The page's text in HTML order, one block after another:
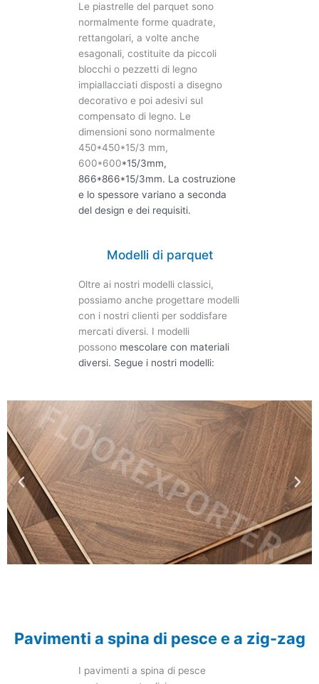
Le piastrelle del parquet sono
normalmente forme quadrate,
rettangolari, a volte anche
esagonali, costituite da piccoli
blocchi o pezzetti di legno
impiallacciati disposti a disegno
decorativo e poi adesivi sul
compensato di legno. Le
dimensioni sono normalmente
450*450*15/3 mm,
600*600*15/3mm,
866*866*15/3mm. La costruzione
e lo spessore variano a seconda
del design e dei requisiti.
Modelli di parquet
Oltre ai nostri modelli classici,
possiamo anche progettare modelli
con i nostri clienti per soddisfare
mercati diversi. I modelli
possono mescolare con materiali
diversi. Segue i nostri modelli:
Pavimenti a spina di pesce e a zig-zag
I pavimenti a spina di pesce